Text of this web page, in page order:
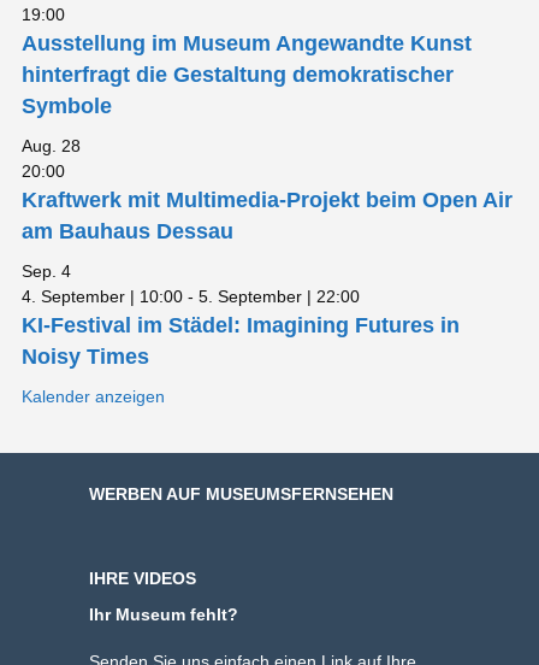
19:00
Ausstellung im Museum Angewandte Kunst
hinterfragt die Gestaltung demokratischer
Symbole
Aug. 28
20:00
Kraftwerk mit Multimedia-Projekt beim Open Air
am Bauhaus Dessau
Sep. 4
4. September | 10:00 - 5. September | 22:00
KI-Festival im Städel: Imagining Futures in
Noisy Times
Kalender anzeigen
WERBEN AUF MUSEUMSFERNSEHEN
IHRE VIDEOS
Ihr Museum fehlt?